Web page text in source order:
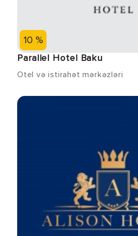
10 %
Parallel Hotel Baku
Otel və istirahət mərkəzləri